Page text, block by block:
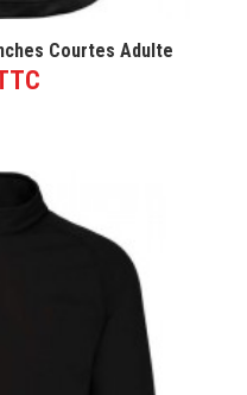
Courtes Adulte